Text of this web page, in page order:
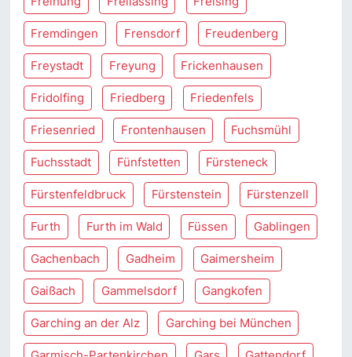
Fremdingen Frensdorf Freudenberg
Freystadt Freyung Frickenhausen
Fridolfing Friedberg Friedenfels
Friesenried Frontenhausen Fuchsmühl
Fuchsstadt Fünfstetten Fürsteneck
Fürstenfeldbruck Fürstenstein Fürstenzell
Furth Furth im Wald Füssen Gablingen
Gachenbach Gadheim Gaimersheim
Gaißach Gammelsdorf Gangkofen
Garching an der Alz Garching bei München